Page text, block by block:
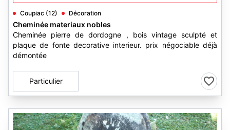
Coupiac (12) Décoration
Cheminée materiaux nobles
Cheminée pierre de dordogne , bois vintage sculpté et
plaque de fonte decorative interieur. prix négociable déjà
démontée
Particulier